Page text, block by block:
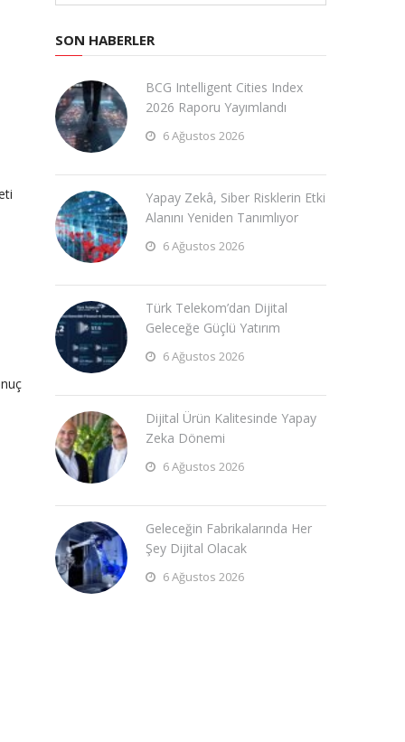
SON HABERLER
BCG Intelligent Cities Index
2026 Raporu Yayımlandı
6 Ağustos 2026
Yapay Zekâ, Siber Risklerin Etki
Alanını Yeniden Tanımlıyor
6 Ağustos 2026
Türk Telekom’dan Dijital
Geleceğe Güçlü Yatırım
6 Ağustos 2026
Dijital Ürün Kalitesinde Yapay
Zeka Dönemi
6 Ağustos 2026
Geleceğin Fabrikalarında Her
Şey Dijital Olacak
6 Ağustos 2026